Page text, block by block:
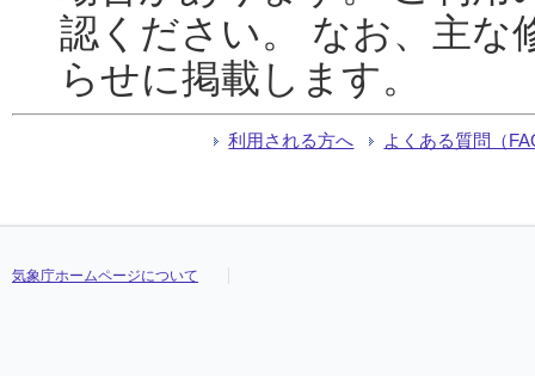
認ください。 なお、主な
らせに掲載します。
利用される方へ よくある質問（
気象庁ホームページについて